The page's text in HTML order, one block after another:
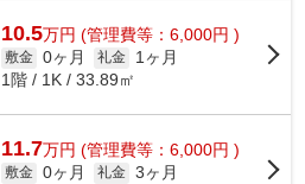
10.5万円 (管理費等：6,000円 )
敷金 0ヶ月 礼金
1ヶ月
1階 / 1K / 33.89㎡
11.7万円 (管理費等：6,000円 )
敷金 0ヶ月 礼金 3ヶ月